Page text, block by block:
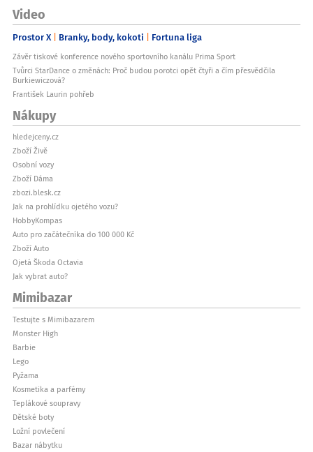
Video
Prostor X Branky, body, kokoti Fortuna liga
Závěr tiskové konference nového sportovního kanálu Prima Sport
Tvůrci StarDance o změnách: Proč budou porotci opět čtyři a čím přesvědčila
Burkiewiczová?
František Laurin pohřeb
Nákupy
hledejceny.cz
Zboží Živě
Osobní vozy
Zboží Dáma
zbozi.blesk.cz
Jak na prohlídku ojetého vozu?
HobbyKompas
Auto pro začátečníka do 100 000 Kč
Zboží Auto
Ojetá Škoda Octavia
Jak vybrat auto?
Mimibazar
Testujte s Mimibazarem
Monster High
Barbie
Lego
Pyžama
Kosmetika a parfémy
Teplákové soupravy
Dětské boty
Ložní povlečení
Bazar nábytku